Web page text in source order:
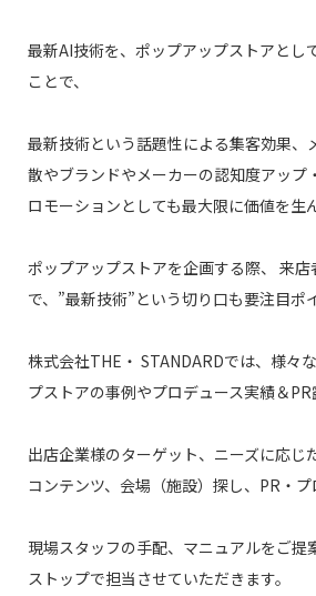
最新AI技術を、ポップアップストアとし
ことで、
最新技術という話題性による集客効果、
散やブランドやメーカーの認知度アップ
ロモーションとしても最大限に価値を生
ポップアップストアを企画する際、 来店
で、 ”最新技術”という切り口も要注目ポ
株式会社THE ・ STANDARDでは、 様々
プストアの事例やプロデュース実績＆PR
出店企業様のターゲット、ニーズに応じ
コンテンツ、会場（施設）探し、 PR ・
現場スタッフの手配、マニュアルをご提
ストップで担当させていただきます。